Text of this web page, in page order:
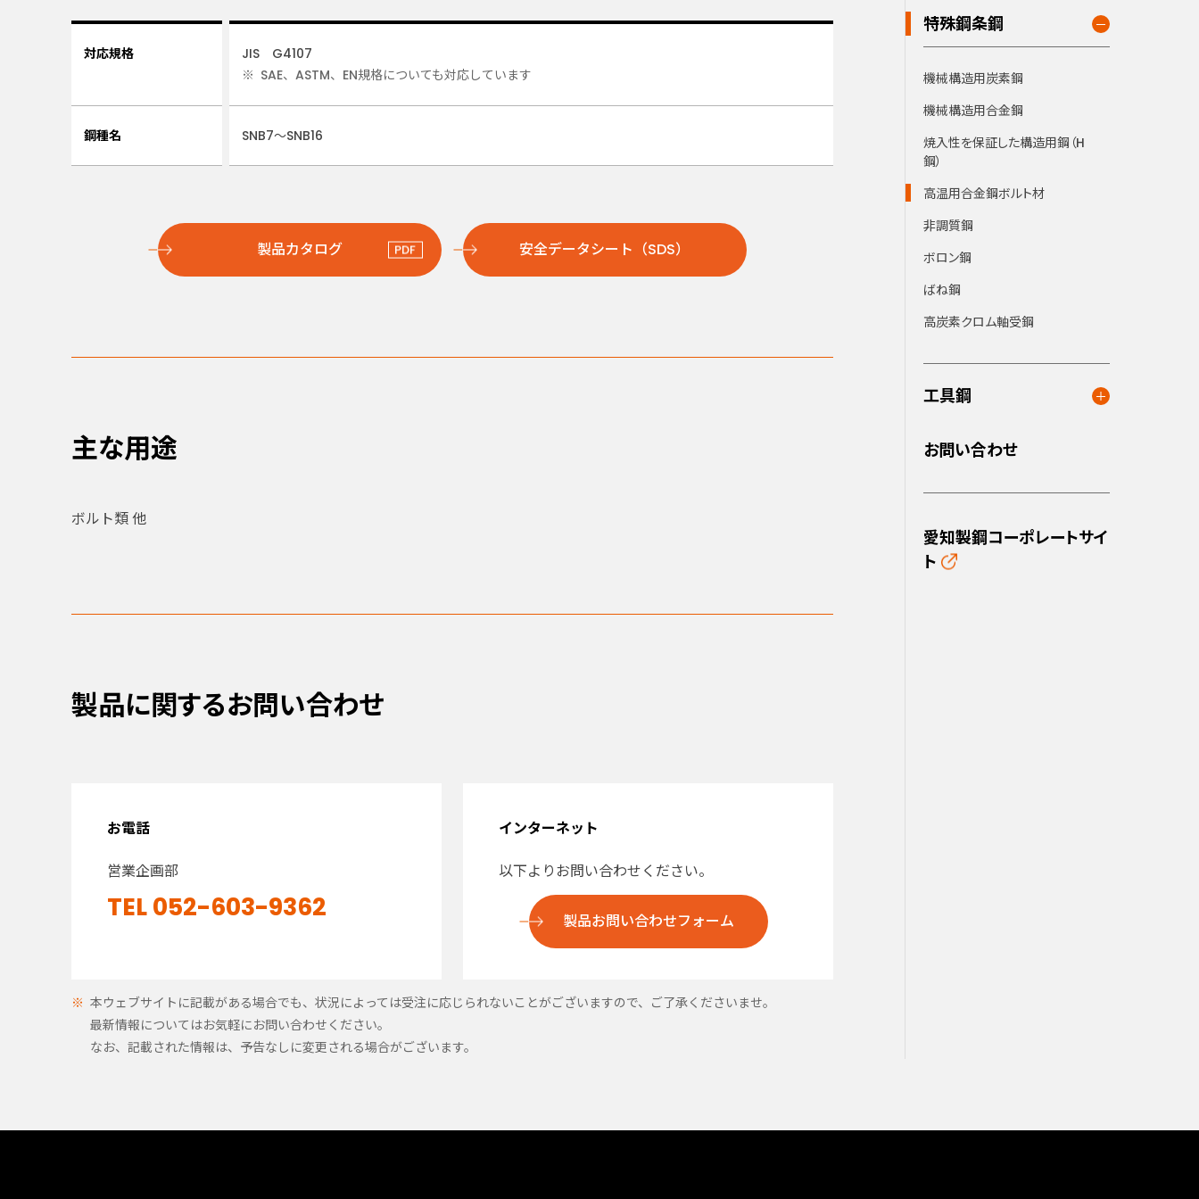
対応規格
JIS G4107
SAE、ASTM、EN規格についても対応しています
鋼種名 SNB7～SNB16
製品カタログ 安全データシート（SDS）
主な用途
ボルト類 他
製品に関するお問い合わせ
お電話
営業企画部
TEL 052-603-9362
インターネット
以下よりお問い合わせください。
製品お問い合わせフォーム
本ウェブサイトに記載がある場合でも、状況によっては受注に応じられないことがございますので、ご了承くださいませ。
最新情報についてはお気軽にお問い合わせください。
なお、記載された情報は、予告なしに変更される場合がございます。
特殊鋼条鋼
機械構造用炭素鋼
機械構造用合金鋼
焼入性を保証した構造用鋼（H
鋼）
高温用合金鋼ボルト材
非調質鋼
ボロン鋼
ばね鋼
高炭素クロム軸受鋼
工具鋼
お問い合わせ
愛知製鋼コーポレートサイ
ト